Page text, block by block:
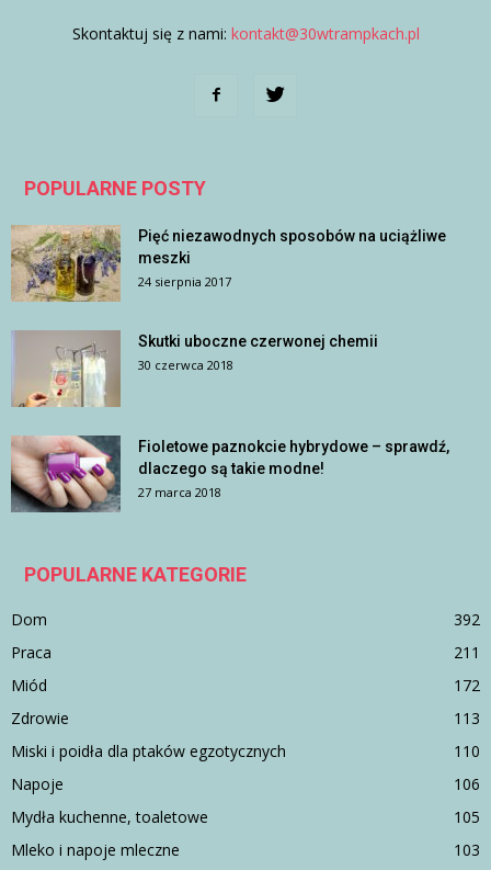
Skontaktuj się z nami: kontakt@30wtrampkach.pl
POPULARNE POSTY
Pięć niezawodnych sposobów na uciążliwe
meszki
24 sierpnia 2017
Skutki uboczne czerwonej chemii
30 czerwca 2018
Fioletowe paznokcie hybrydowe – sprawdź,
dlaczego są takie modne!
27 marca 2018
POPULARNE KATEGORIE
Dom
392
Praca
211
Miód
172
Zdrowie
113
Miski i poidła dla ptaków egzotycznych
110
Napoje
106
Mydła kuchenne, toaletowe
105
Mleko i napoje mleczne
103